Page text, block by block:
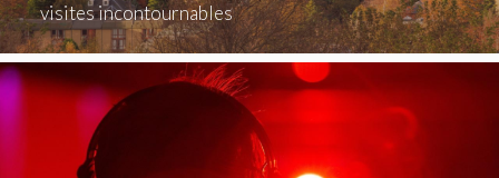
visites incontournables